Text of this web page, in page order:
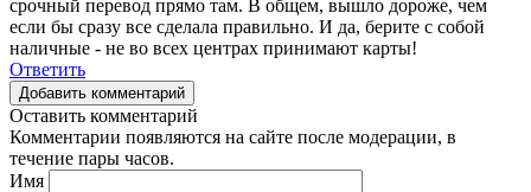
срочный перевод прямо там. В общем, вышло дороже, чем
если бы сразу все сделала правильно. И да, берите с собой
наличные - не во всех центрах принимают карты!
Ответить
Добавить комментарий
Оставить комментарий
Комментарии появляются на сайте после модерации, в
течение пары часов.
Имя